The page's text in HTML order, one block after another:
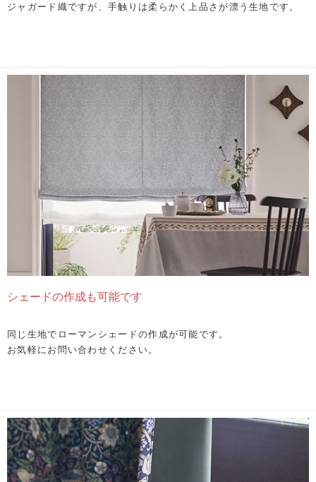
ジャガード織ですが、手触りは柔らかく上品さが漂う生地です。
シェードの作成も可能です
同じ生地でローマンシェードの作成が可能です。
お気軽にお問い合わせください。